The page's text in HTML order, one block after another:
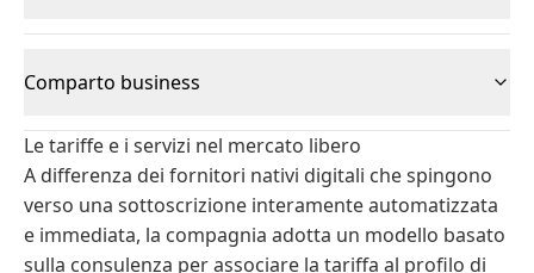
Comparto business
Le tariffe e i servizi nel mercato libero
A differenza dei fornitori nativi digitali che spingono
verso una sottoscrizione interamente automatizzata
e immediata, la compagnia adotta un modello basato
sulla consulenza per associare la tariffa al profilo di